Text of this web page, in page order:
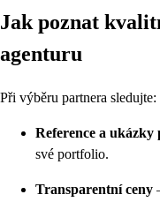
Jak poznat
agenturu
Při výběru partnera sledujte:
Reference a ukázky
své portfolio.
Transparentní ceny